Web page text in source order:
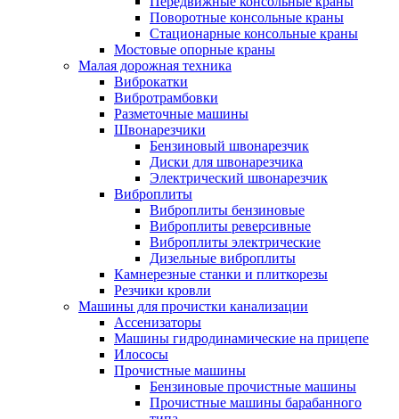
Поворотные консольные краны
Стационарные консольные краны
Мостовые опорные краны
Малая дорожная техника
Виброкатки
Вибротрамбовки
Разметочные машины
Швонарезчики
Бензиновый швонарезчик
Диски для швонарезчика
Электрический швонарезчик
Виброплиты
Виброплиты бензиновые
Виброплиты реверсивные
Виброплиты электрические
Дизельные виброплиты
Камнерезные станки и плиткорезы
Резчики кровли
Машины для прочистки канализации
Ассенизаторы
Машины гидродинамические на прицепе
Илососы
Прочистные машины
Бензиновые прочистные машины
Прочистные машины барабанного